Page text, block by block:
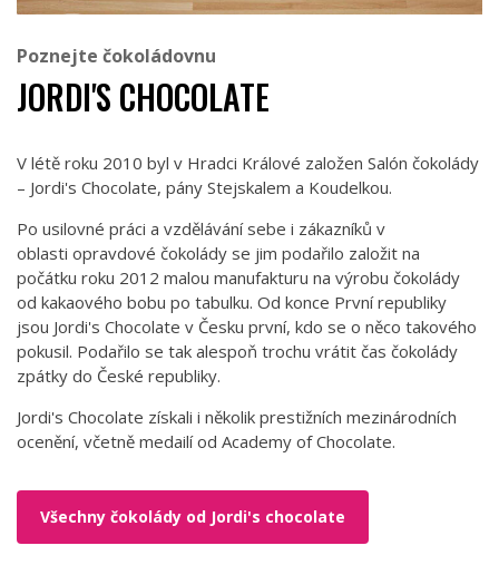
Poznejte čokoládovnu
JORDI'S CHOCOLATE
V létě roku 2010 byl v Hradci Králové založen Salón čokolády
– Jordi's Chocolate, pány Stejskalem a Koudelkou.
Po usilovné práci a vzdělávání sebe i zákazníků v
oblasti opravdové čokolády se jim podařilo založit na
počátku roku 2012 malou manufakturu na výrobu čokolády
od kakaového bobu po tabulku. Od konce První republiky
jsou Jordi's Chocolate v Česku první, kdo se o něco takového
pokusil. Podařilo se tak alespoň trochu vrátit čas čokolády
zpátky do České republiky.
Jordi's Chocolate získali i několik prestižních mezinárodních
ocenění, včetně medailí od Academy of Chocolate.
Všechny čokolády od Jordi's chocolate